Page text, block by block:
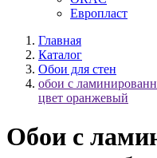
Европласт
Главная
Каталог
Обои для стен
обои с
цвет оранжевый
Обои с